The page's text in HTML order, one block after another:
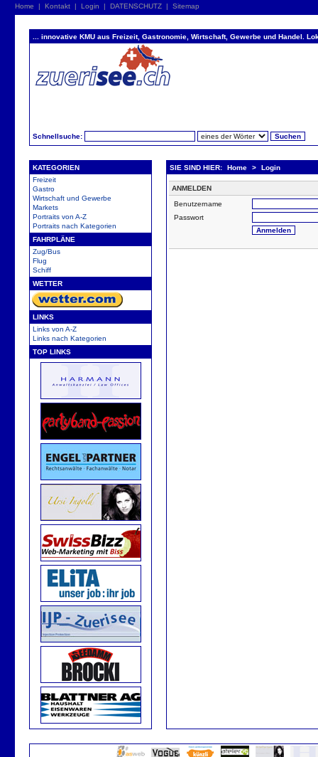
Home | Kontakt | Login | DATENSCHUTZ | Sitemap
... innovative KMU aus Freizeit, Gastronomie, Wirtschaft, Gewerbe und Handel.
Schnellsuche:
KATEGORIEN
Freizeit
Gastro
Wirtschaft und Gewerbe
Markets
Portraits von A-Z
Portraits nach Kategorien
FAHRPLÄNE
Zug/Bus
Flug
Schiff
WETTER
LINKS
Links von A-Z
Links nach Kategorien
TOP LINKS
SIE SIND HIER: Home > Login
ANMELDEN
Benutzername
Passwort